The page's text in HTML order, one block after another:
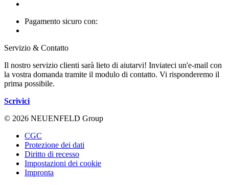
Pagamento sicuro con:
Servizio & Contatto
Il nostro servizio clienti sarà lieto di aiutarvi! Inviateci un'e-mail con
la vostra domanda tramite il modulo di contatto. Vi risponderemo il
prima possibile.
Scrivici
© 2026 NEUENFELD Group
CGC
Protezione dei dati
Diritto di recesso
Impostazioni dei cookie
Impronta